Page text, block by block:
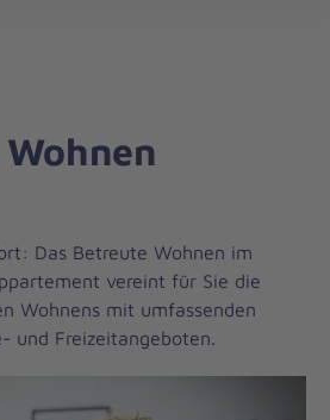
Das Betreute Wohnen im
vereint für Sie die
Wohnens mit umfassenden
und Freizeitangeboten.